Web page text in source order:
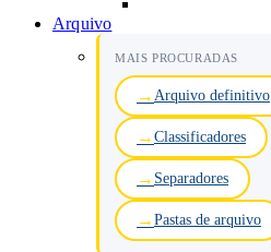
Arquivo
MAIS PROCURADAS
Arquivo definitivo
Classificadores
Separadores
Pastas de arquivo